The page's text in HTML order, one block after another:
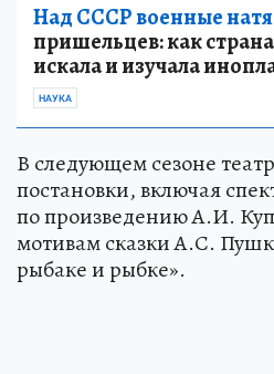
Над СССР военные
пришельцев: как
искала и изучала
НАУКА
В следующем сезоне
постановки, включая
по произведению А.И.
мотивам сказки А.С.
рыбаке и рыбке».